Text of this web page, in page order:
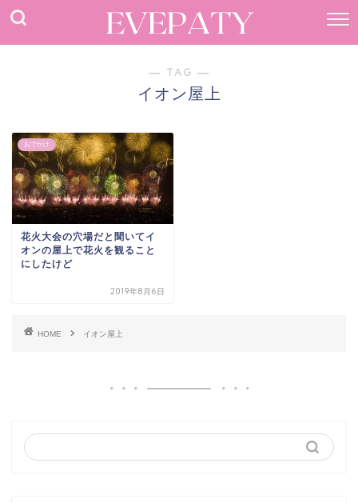
― TAG ―
イオン屋上
おでかけ
花火大会の穴場だと聞いてイ
オンの屋上で花火を観ること
にしたけど
2019年8月6日
HOME イオン屋上